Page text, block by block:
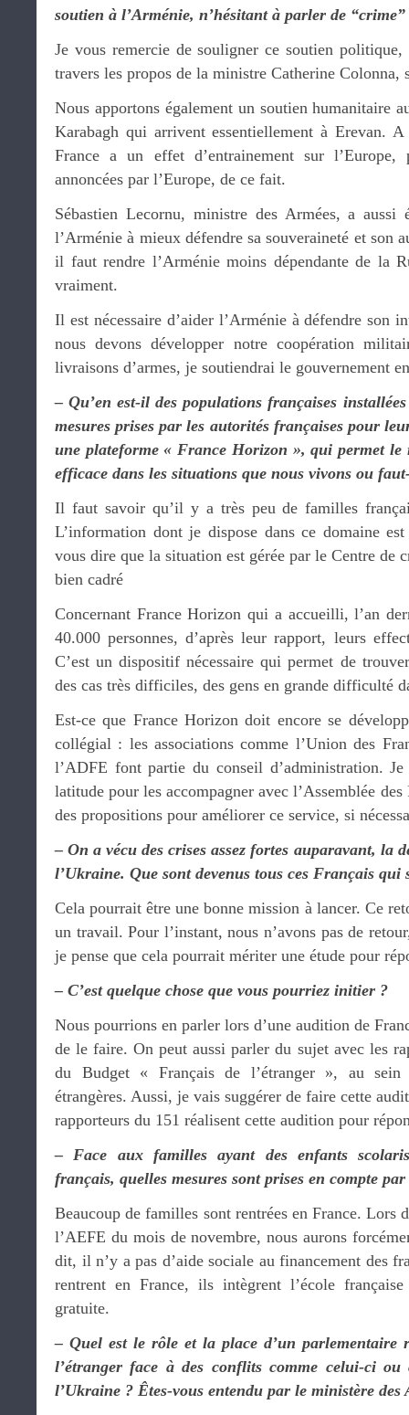
soutien à l’Arménie, n’hésitant à parler de
Je vous remercie de souligner ce soutien
travers les propos de la ministre Catherine Colonna,
Nous apportons également un soutien humanitaire
Karabagh qui arrivent essentiellement à Erevan.
France a un effet d’entrainement sur
annoncées par l’Europe, de ce fait.
Sébastien Lecornu, ministre des Armées, a aussi
l’Arménie à mieux défendre sa souveraineté et son
il faut rendre l’Arménie moins dépendante de la
vraiment.
Il est nécessaire d’aider l’Arménie à défendre son
nous devons développer notre coopération
livraisons d’armes, je soutiendrai le gouvernement
– Qu’en est-il des populations françaises
mesures prises par les autorités françaises pour
une plateforme « France Horizon », qui permet le
efficace dans les situations que nous vivons ou
Il faut savoir qu’il y a très peu de familles
L’information dont je dispose dans ce domaine
vous dire que la situation est gérée par le Centre de
bien cadré
Concernant France Horizon qui a accueilli, l’an
40.000 personnes, d’après leur rapport, leurs
C’est un dispositif nécessaire qui permet de
des cas très difficiles, des gens en grande difficulté
Est-ce que France Horizon doit encore se
collégial : les associations comme l’Union des
l’ADFE font partie du conseil d’administration.
latitude pour les accompagner avec l’Assemblée
des propositions pour améliorer ce service, si
– On a vécu des crises assez fortes auparavant, la
l’Ukraine. Que sont devenus tous ces Français qui
Cela pourrait être une bonne mission à lancer. Ce
un travail. Pour l’instant, nous n’avons pas de
je pense que cela pourrait mériter une étude pour
– C’est quelque chose que vous pourriez initier ?
Nous pourrions en parler lors d’une audition de
de le faire. On peut aussi parler du sujet avec les
du Budget « Français de l’étranger », au
étrangères. Aussi, je vais suggérer de faire cette
rapporteurs du 151 réalisent cette audition pour
– Face aux familles ayant des enfants
français, quelles mesures sont prises en compte
Beaucoup de familles sont rentrées en France. Lors
l’AEFE du mois de novembre, nous aurons
dit, il n’y a pas d’aide sociale au financement des
rentrent en France, ils intègrent l’école
gratuite.
– Quel est le rôle et la place d’un parlementaire
l’étranger face à des conflits comme celui-ci
l’Ukraine ? Êtes-vous entendu par le ministère des